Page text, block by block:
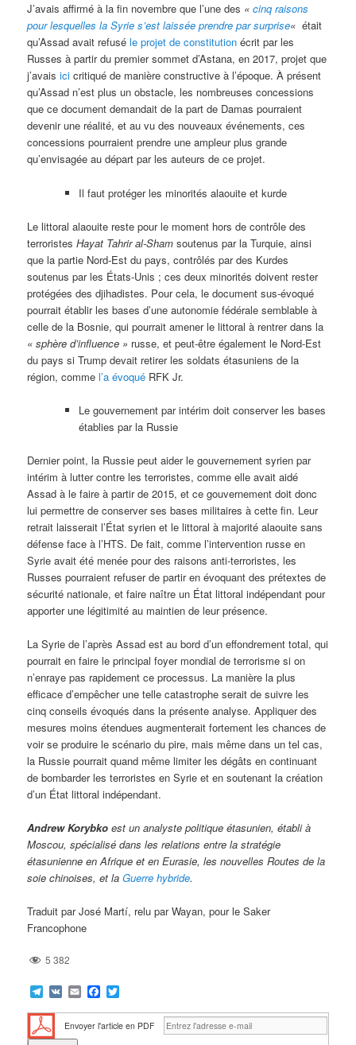
J’avais affirmé à la fin novembre que l’une des «cinq raisons
pour lesquelles la Syrie s’est laissée prendre par surprise« était
qu’Assad avait refuséle projet de constitution écrit par les
Russes à partir du premier sommet d’Astana, en 2017, projet que
j’avaisici critiqué de manière constructive à l’époque. À présent
qu’Assad n’est plus un obstacle, les nombreuses concessions
que ce document demandait de la part de Damas pourraient
devenir une réalité, et au vu des nouveaux événements, ces
concessions pourraient prendre une ampleur plus grande
qu’envisagée au départ par les auteurs de ce projet.
Il faut protéger les minorités alaouite et kurde
Le littoral alaouite reste pour le moment hors de contrôle des
terroristesHayat Tahrir al-Sham soutenus par la Turquie, ainsi
que la partie Nord-Est du pays, contrôlés par des Kurdes
soutenus par les États-Unis ; ces deux minorités doivent rester
protégées des djihadistes. Pour cela, le document sus-évoqué
pourrait établir les bases d’une autonomie fédérale semblable à
celle de la Bosnie, qui pourrait amener le littoral à rentrer dans la
« sphère d’influence » russe, et peut-être également le Nord-Est
du pays si Trump devait retirer les soldats étasuniens de la
région, commel’a évoqué RFK Jr.
Le gouvernement par intérim doit conserver les bases
établies par la Russie
Dernier point, la Russie peut aider le gouvernement syrien par
intérim à lutter contre les terroristes, comme elle avait aidé
Assad à le faire à partir de 2015, et ce gouvernement doit donc
lui permettre de conserver ses bases militaires à cette fin. Leur
retrait laisserait l’État syrien et le littoral à majorité alaouite sans
défense face à l’HTS. De fait, comme l’intervention russe en
Syrie avait été menée pour des raisons anti-terroristes, les
Russes pourraient refuser de partir en évoquant des prétextes de
sécurité nationale, et faire naître un État littoral indépendant pour
apporter une légitimité au maintien de leur présence.
La Syrie de l’après Assad est au bord d’un effondrement total, qui
pourrait en faire le principal foyer mondial de terrorisme si on
n’enraye pas rapidement ce processus. La manière la plus
efficace d’empêcher une telle catastrophe serait de suivre les
cinq conseils évoqués dans la présente analyse. Appliquer des
mesures moins étendues augmenterait fortement les chances de
voir se produire le scénario du pire, mais même dans un tel cas,
la Russie pourrait quand même limiter les dégâts en continuant
de bombarder les terroristes en Syrie et en soutenant la création
d’un État littoral indépendant.
Andrew Korybko est un analyste politique étasunien, établi à
Moscou, spécialisé dans les relations entre la stratégie
étasunienne en Afrique et en Eurasie, les nouvelles Routes de la
soie chinoises, et laGuerre hybride.
Traduit par José Martí, relu par Wayan, pour le Saker
Francophone
5 382
Telegram
VK EmailFacebook
Envoyer l'article en PDF